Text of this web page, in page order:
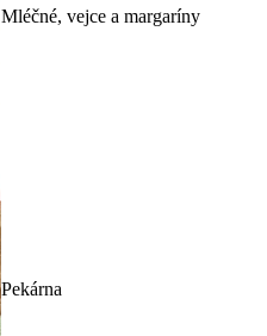
Mléčné, vejce a margaríny
Pekárna